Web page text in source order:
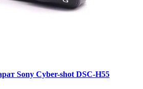
Sony Cyber-shot DSC-H55